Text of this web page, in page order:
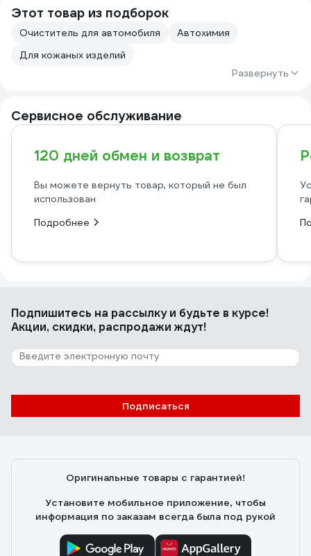
Этот товар из подборок
Очиститель для автомобиля
Автохимия
Для кожаных изделий
Развернуть
Сервисное обслуживание
120 дней обмен и возврат
Вы можете вернуть товар, который не был
использован
Подробнее
Подпишитесь на рассылкуи будьте в курсе!
Акции, скидки, распродажи ждут!
Подписаться
Оригинальные товары с гарантией!
Установите мобильное приложение, чтобы
информация по заказам всегда была под рукой